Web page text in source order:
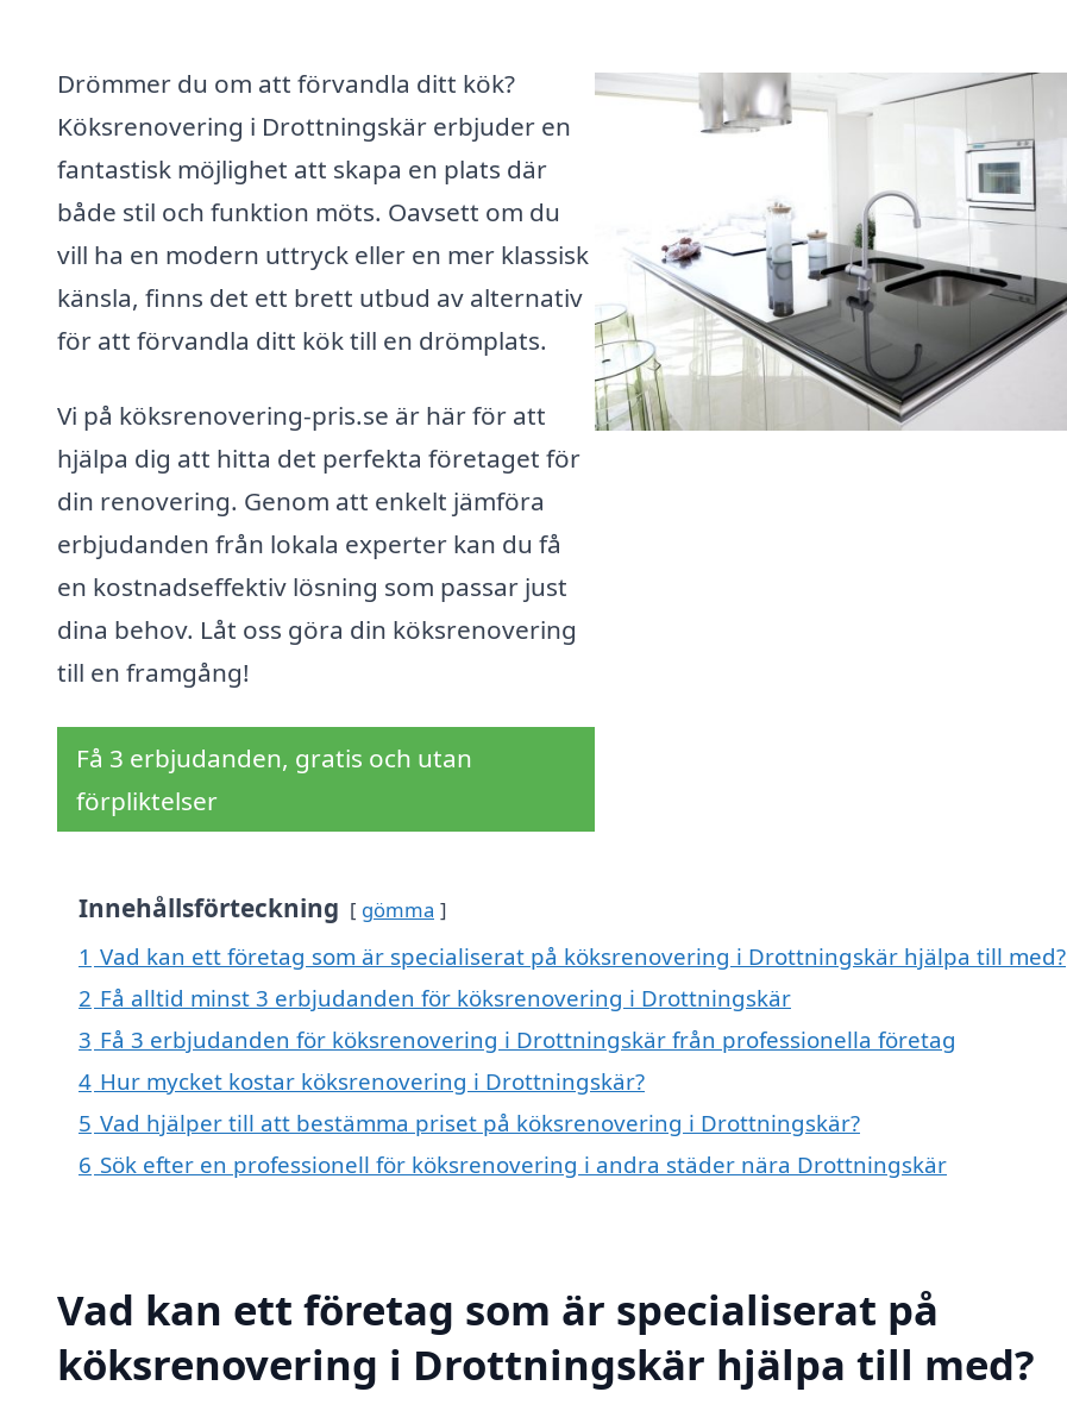
Drömmer du om att förvandla ditt kök?
Köksrenovering i Drottningskär erbjuder en
fantastisk möjlighet att skapa en plats där
både stil och funktion möts. Oavsett om du
vill ha en modern uttryck eller en mer klassisk
känsla, finns det ett brett utbud av alternativ
för att förvandla ditt kök till en drömplats.
Vi på köksrenovering-pris.se är här för att
hjälpa dig att hitta det perfekta företaget för
din renovering. Genom att enkelt jämföra
erbjudanden från lokala experter kan du få
en kostnadseffektiv lösning som passar just
dina behov. Låt oss göra din köksrenovering
till en framgång!
Få 3 erbjudanden, gratis och utan
förpliktelser
Innehållsförteckning gömma
1 Vad kan ett företag som är specialiserat på köksrenovering i Drottningskär hjälpa till med?
2 Få alltid minst 3 erbjudanden för köksrenovering i Drottningskär
3 Få 3 erbjudanden för köksrenovering i Drottningskär från professionella företag
4 Hur mycket kostar köksrenovering i Drottningskär?
5 Vad hjälper till att bestämma priset på köksrenovering i Drottningskär?
6 Sök efter en professionell för köksrenovering i andra städer nära Drottningskär
Vad kan ett företag som är specialiserat på
köksrenovering i Drottningskär hjälpa till med?